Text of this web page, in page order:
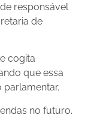
responsável
de
cogita
que essa
parlamentar.
no futuro.